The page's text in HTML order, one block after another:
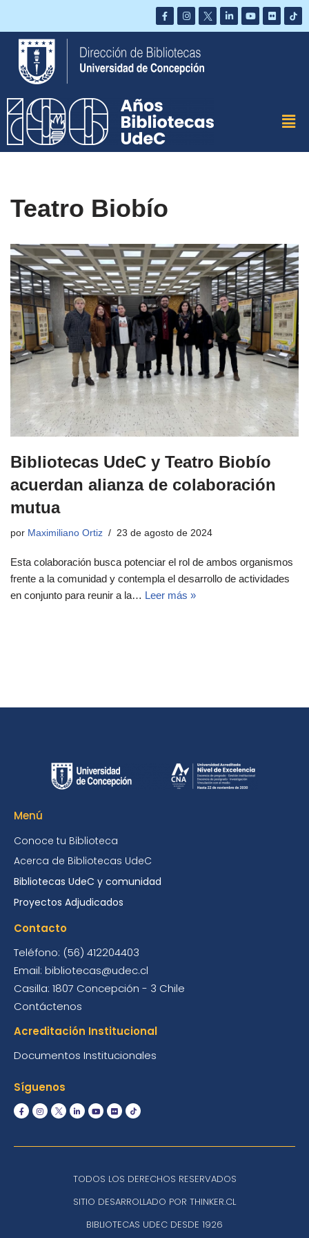
Saltar
contenido
Teatro Biobío
Bibliotecas UdeC y Teatro Biobío
acuerdan alianza de colaboración
mutua
por Maximiliano Ortiz 23 de agosto de 2024
Esta colaboración busca potenciar el rol de ambos organismos
frente a la comunidad y contempla el desarrollo de actividades
en conjunto para reunir a la… Leer más »
Menú
Conoce tu Biblioteca
Acerca de Bibliotecas UdeC
Bibliotecas UdeC y comunidad
Proyectos Adjudicados
Contacto
Teléfono: (56) 412204403
Email: bibliotecas@udec.cl
Casilla: 1807 Concepción - 3 Chile
Contáctenos
Acreditación Institucional
Documentos Institucionales
Síguenos
TODOS LOS DERECHOS RESERVADOS
SITIO DESARROLLADO POR THINKER.CL
BIBLIOTECAS UDEC DESDE 1926